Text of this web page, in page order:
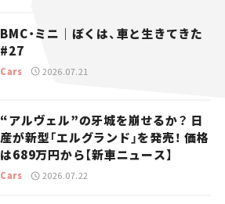
BMC・ミニ｜ぼくは、車と生きてきた
#27
Cars 2026.07.21
“アルヴェル”の牙城を崩せるか？ 日
産が新型「エルグランド」を発売！ 価格
は689万円から【新車ニュース】
Cars 2026.07.22